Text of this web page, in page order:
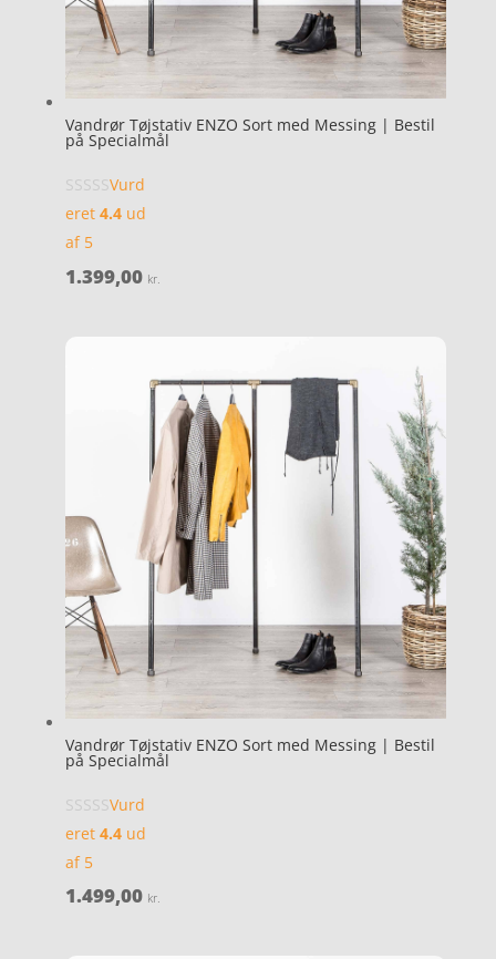
Vandrør Tøjstativ ENZO Sort med Messing | Bestil
på Specialmål
Vurd
eret 4.4ud
af 5
1.399,00 kr.
Vandrør Tøjstativ ENZO Sort med Messing | Bestil
på Specialmål
Vurd
eret 4.4ud
af 5
1.499,00 kr.